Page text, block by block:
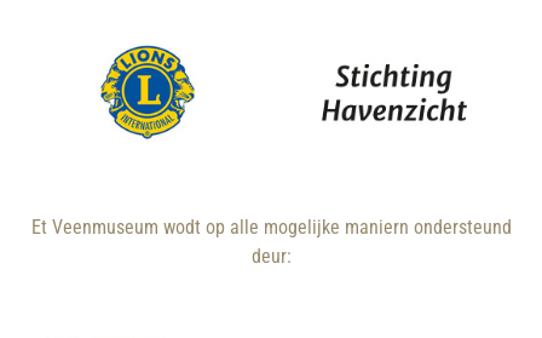
Et Veenmuseum wodt op alle mogelijke maniern ondersteund
deur: